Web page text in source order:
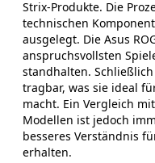
Strix-Produkte. Die
technischen
ausgelegt. Die Asus
anspruchsvollsten
standhalten.
tragbar, was sie ideal
macht. Ein Vergleich
Modellen ist jedoch
besseres Verständnis
erhalten.